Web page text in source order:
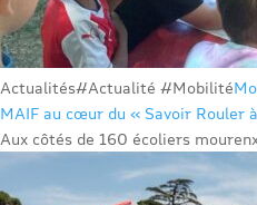
Actualités#Actualité #Mobilité
MAIF au cœur du « Savoir Rouler
Aux côtés de 160 écoliers